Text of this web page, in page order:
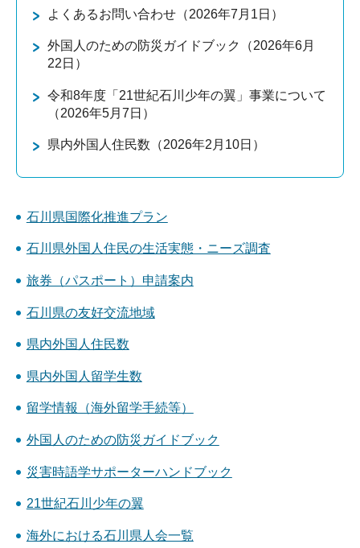
よくあるお問い合わせ（2026年7月1日）
外国人のための防災ガイドブック（2026年6月
22日）
令和8年度「21世紀石川少年の翼」事業について
（2026年5月7日）
県内外国人住民数（2026年2月10日）
石川県国際化推進プラン
石川県外国人住民の生活実態・ニーズ調査
旅券（パスポート）申請案内
石川県の友好交流地域
県内外国人住民数
県内外国人留学生数
留学情報（海外留学手続等）
外国人のための防災ガイドブック
災害時語学サポーターハンドブック
21世紀石川少年の翼
海外における石川県人会一覧